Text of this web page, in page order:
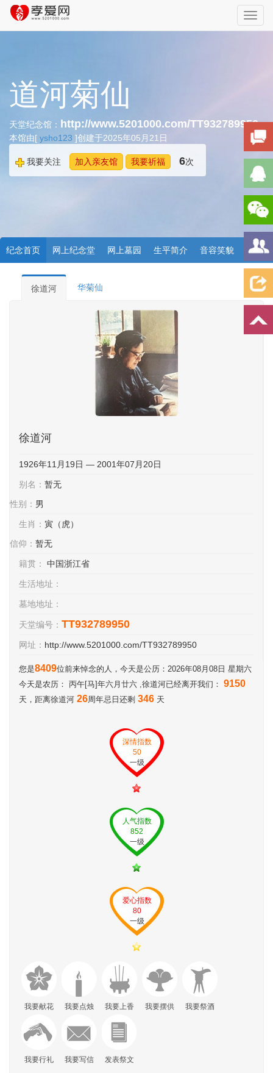
道河菊仙
天堂纪念馆： http://www.5201000.com/TT932789950
本馆由[ ysho123 ]创建于2025年05月21日
我要关注 加入亲友馆 我要祈福 6次
纪念首页 网上纪念堂 网上墓园 生平简介 音容笑貌
档案资料 追忆文章
徐道河 华菊仙
徐道河
1926年11月19日 — 2001年07月20日
别名： 暂无
性别： 男
生肖： 寅（虎）
信仰： 暂无
籍贯： 中国浙江省
生活地址：
墓地地址：
天堂编号： TT932789950
网址： http://www.5201000.com/TT932789950
您是8409位前来悼念的人，今天是公历：2026年08月08日 星期六
今天是农历： 丙午[马]年六月廿六 ,徐道河已经离开我们： 9150
天，距离徐道河 26周年忌日还剩 346 天
深情指数
50
一级
人气指数
852
一级
爱心指数
80
一级
我要献花 我要点烛 我要上香 我要摆供 我要祭酒
我要行礼 我要写信 发表祭文